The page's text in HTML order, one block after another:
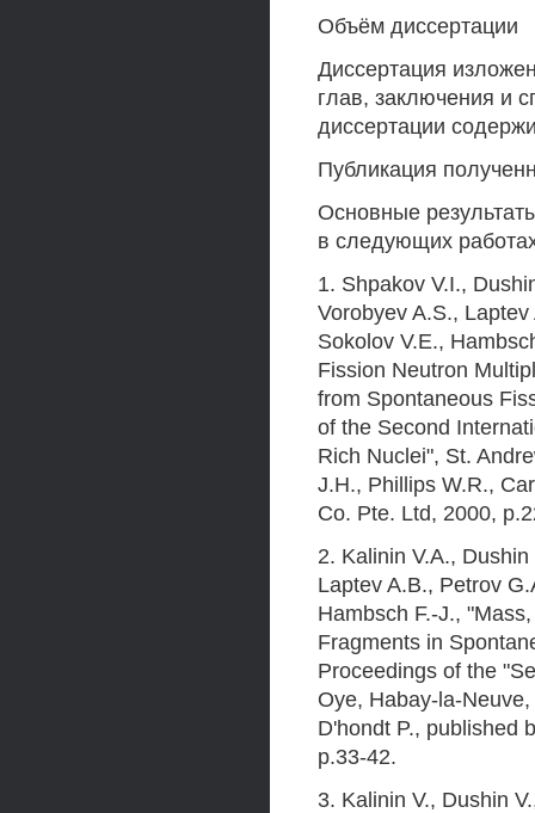
Объём диссертации
Диссертация
глав, заключения и
диссертации
Публикация
Основные
в следующих
1. Shpakov V.I.,
Vorobyev A.S.,
Sokolov V.E.,
Fission Neutron
from Spontaneous
of the Second
Rich Nuclei", St.
J.H., Phillips W.R.,
Co. Pte. Ltd, 2000,
2. Kalinin V.A.,
Laptev A.B., Petrov
Hambsch F.-J.,
Fragments in
Proceedings of the
Oye, Habay-la-
D'hondt P., published
p.33-42.
3. Kalinin V., Dushin